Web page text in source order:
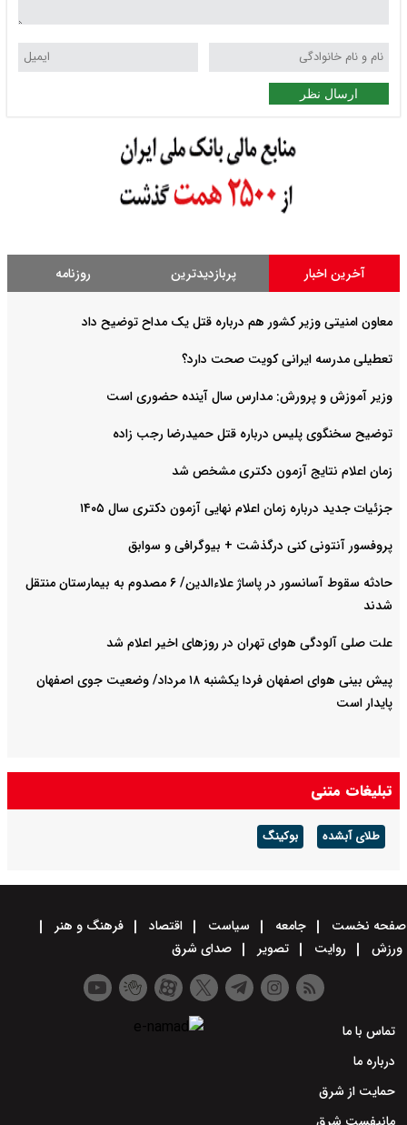
ارسال نظر
آخرین اخبار پربازدیدترین روزنامه
معاون امنیتی وزیر کشور هم درباره قتل یک مداح توضیح داد
تعطیلی مدرسه ایرانی کویت صحت دارد؟
وزیر آموزش و پرورش: مدارس سال آینده حضوری است
توضیح سخنگوی پلیس درباره قتل حمیدرضا رجب زاده
زمان اعلام نتایج آزمون دکتری مشخص شد
جزئیات جدید درباره زمان اعلام نهایی آزمون دکتری سال ۱۴۰۵
پروفسور آنتونی کنی درگذشت + بیوگرافی و سوابق
حادثه سقوط آسانسور در پاساژ علاءالدین/ ۶ مصدوم به بیمارستان منتقل
شدند
علت صلی آلودگی هوای تهران در روزهای اخیر اعلام شد
پیش بینی هوای اصفهان فردا یکشنبه ۱۸ مرداد/ وضعیت جوی اصفهان
پایدار است
تبلیغات متنی
طلای آبشده بوکینگ
صفحه نخست جامعه سیاست اقتصاد
فرهنگ و هنر
ورزش
روایت تصویر صدای شرق
تماس با ما
درباره ما
حمایت از شرق